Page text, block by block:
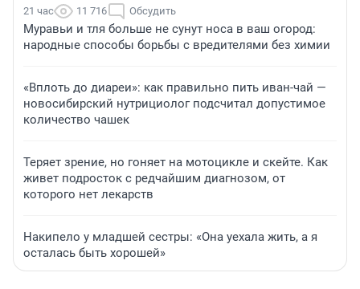
21 час 11 716 Обсудить
Муравьи и тля больше не сунут носа в ваш огород:
народные способы борьбы с вредителями без химии
«Вплоть до диареи»: как правильно пить иван-чай —
новосибирский нутрициолог подсчитал допустимое
количество чашек
Теряет зрение, но гоняет на мотоцикле и скейте. Как
живет подросток с редчайшим диагнозом, от
которого нет лекарств
Накипело у младшей сестры: «Она уехала жить, а я
осталась быть хорошей»